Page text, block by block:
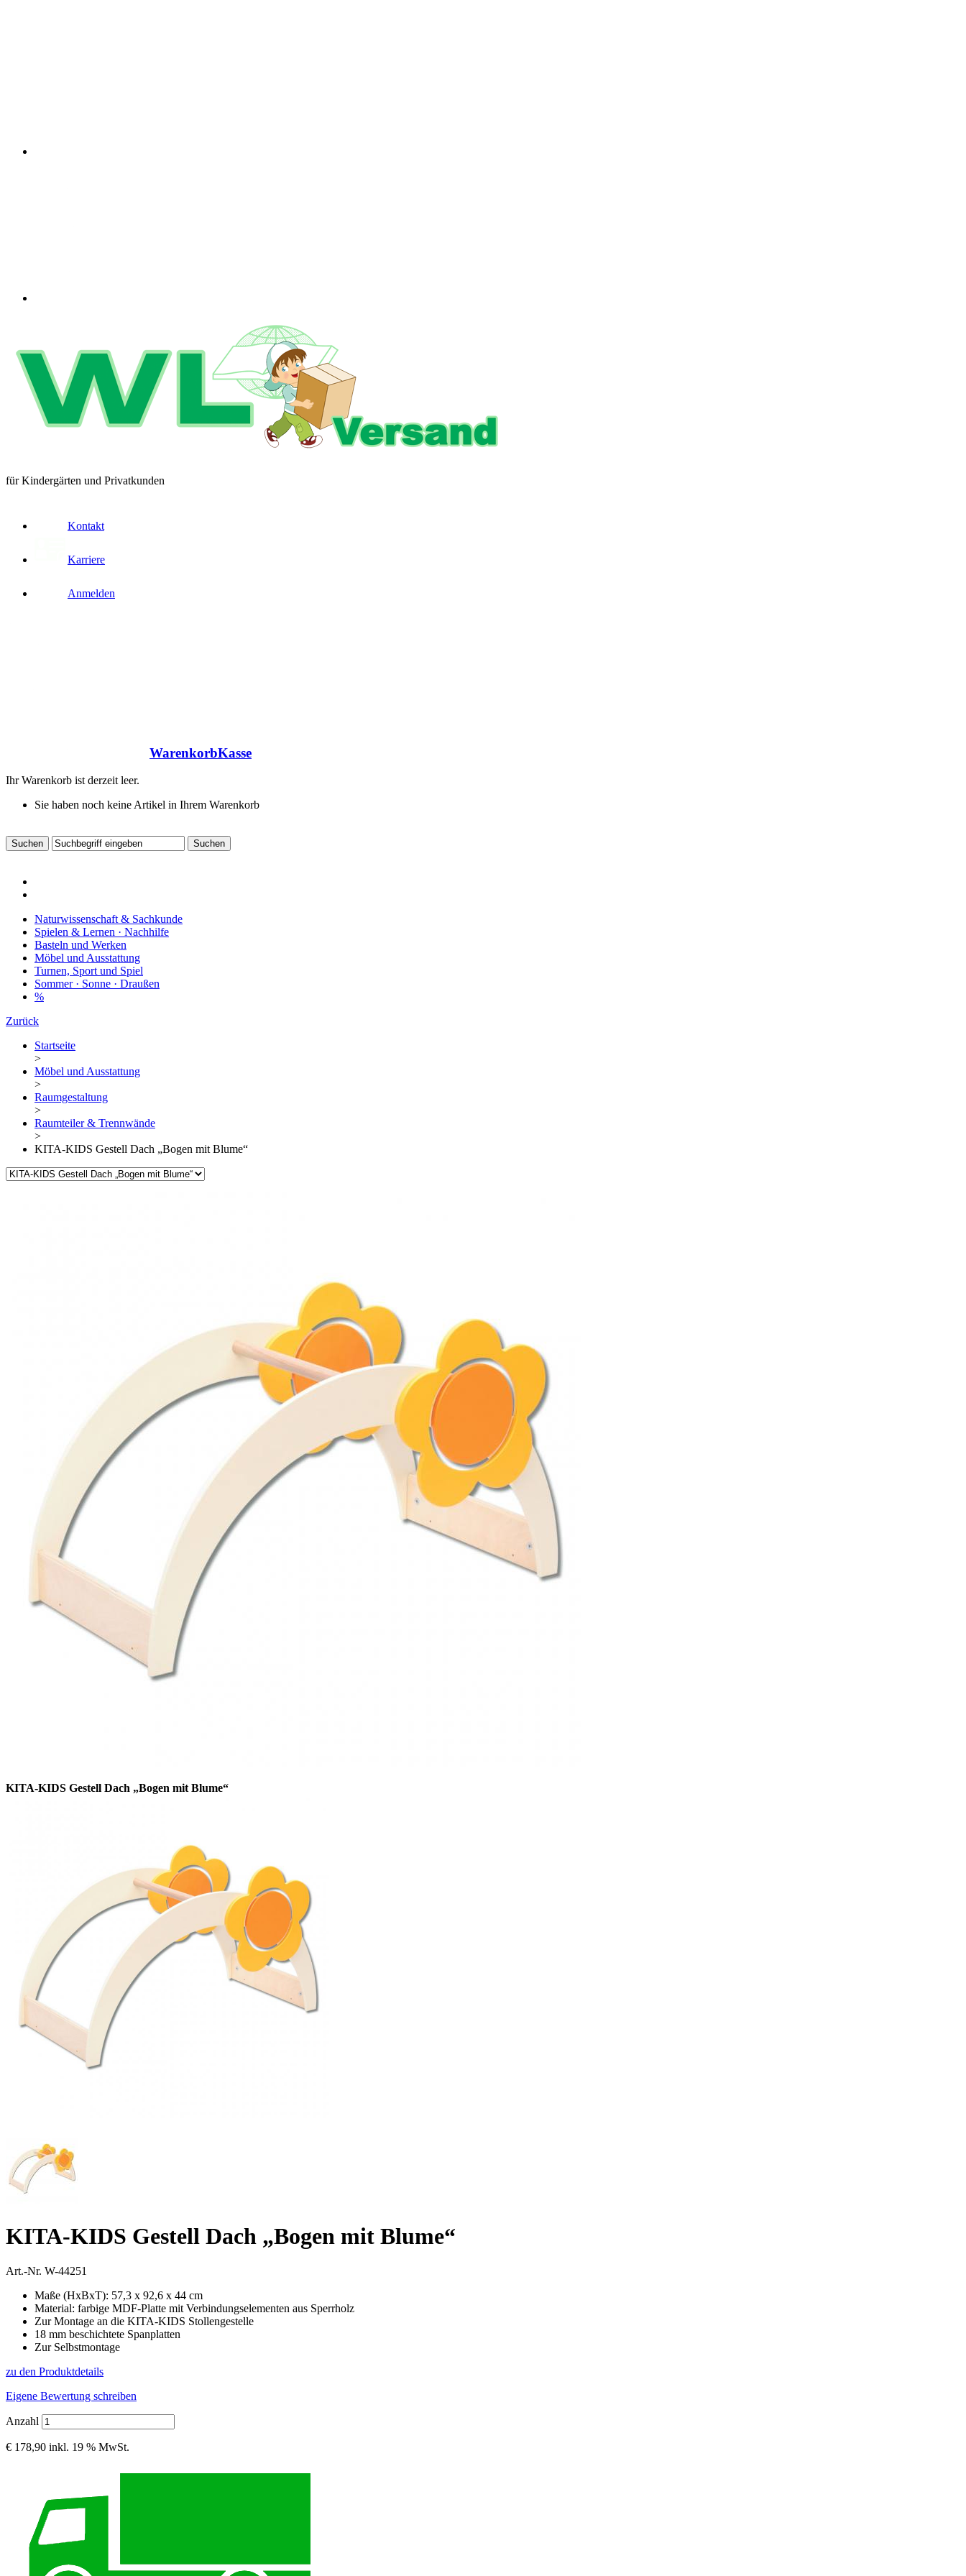
für Kindergärten und Privatkunden
Kontakt
Karriere
Anmelden
WarenkorbKasse
Ihr Warenkorb ist derzeit leer.
Sie haben noch keine Artikel in Ihrem Warenkorb
Naturwissenschaft & Sachkunde
Spielen & Lernen · Nachhilfe
Basteln und Werken
Möbel und Ausstattung
Turnen, Sport und Spiel
Sommer · Sonne · Draußen
%
Zurück
Startseite
>
Möbel und Ausstattung
>
Raumgestaltung
>
Raumteiler & Trennwände
>
KITA-KIDS Gestell Dach „Bogen mit Blume“
KITA-KIDS Gestell Dach „Bogen mit Blume“
KITA-KIDS Gestell Dach „Bogen mit Blume“
Art.-Nr. W-44251
Maße (HxBxT): 57,3 x 92,6 x 44 cm
Material: farbige MDF-Platte mit Verbindungselementen aus Sperrholz
Zur Montage an die KITA-KIDS Stollengestelle
18 mm beschichtete Spanplatten
Zur Selbstmontage
zu den Produktdetails
Eigene Bewertung schreiben
Anzahl
€ 178,90 inkl. 19 % MwSt.